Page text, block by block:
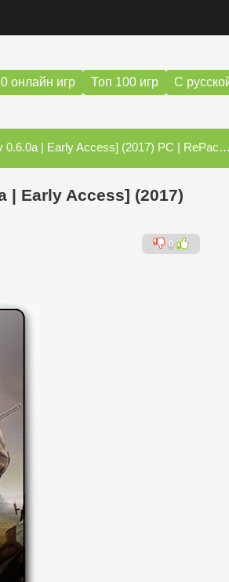
онлайн игр Топ 100 игр С
| Early Access] (2017) PC | RePack от qoob
| Early Access] (2017)
0